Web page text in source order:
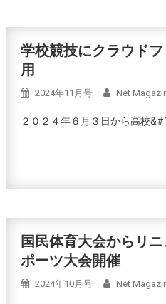
学校競技にクラウド
用
2024年11月号 Net
２０２４年６月３日から高校
国民体育大会からリ
ポーツ大会開催
2024年10月号 Net